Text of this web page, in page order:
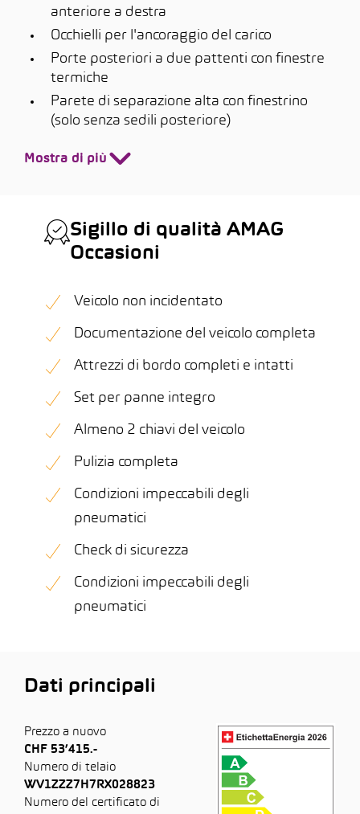
anteriore a destra
Occhielli per l'ancoraggio del carico
Porte posteriori a due pattenti con finestre
termiche
Parete di separazione alta con finestrino
(solo senza sedili posteriore)
Mostra di più
Sigillo di qualità AMAG
Occasioni
Veicolo non incidentato
Documentazione del veicolo completa
Attrezzi di bordo completi e intatti
Set per panne integro
Almeno 2 chiavi del veicolo
Pulizia completa
Condizioni impeccabili degli
pneumatici
Check di sicurezza
Condizioni impeccabili degli
pneumatici
Dati principali
Prezzo a nuovo
CHF 53’415.-
Numero di telaio
WV1ZZZ7H7RX028823
Numero del certificato di